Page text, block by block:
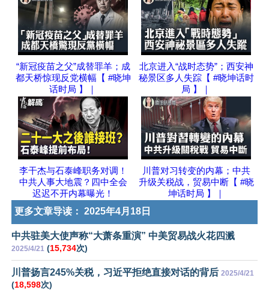
“新冠疫苗之父”成替罪羊；成
都天桥惊现反党横幅【 #晓坤
话时局 】｜
北京进入“战时态势”；西安神
秘景区多人失踪【 #晓坤话时
局 】｜
李干杰与石泰峰职务对调！
中共人事大地震？四中全会
迟迟不开内幕曝光！
川普对习转变的内幕；中共
升级关税战，贸易中断【 #晓
坤话时局 】｜
更多文章导读： 2025年4月18日
中共驻美大使声称“大萧条重演” 中美贸易战火花四溅
2025/4/21 (15,734次)
川普扬言245%关税，习近平拒绝直接对话的背后 2025/4/21
(18,598次)